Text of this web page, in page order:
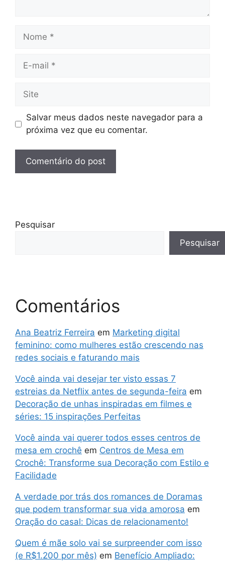
Nome
Site
Salvar meus dados neste navegador para a
próxima vez que eu comentar.
Pesquisar
Pesquisar
Comentários
Ana Beatriz Ferreira em Marketing digital
feminino: como mulheres estão crescendo nas
redes sociais e faturando mais
Você ainda vai desejar ter visto essas 7
estreias da Netflix antes de segunda-feira em
Decoração de unhas inspiradas em filmes e
séries: 15 inspirações Perfeitas
Você ainda vai querer todos esses centros de
mesa em crochê em Centros de Mesa em
Crochê: Transforme sua Decoração com Estilo e
Facilidade
A verdade por trás dos romances de Doramas
que podem transformar sua vida amorosa em
Oração do casal: Dicas de relacionamento!
Quem é mãe solo vai se surpreender com isso
(e R$1.200 por mês) em Benefício Ampliado: